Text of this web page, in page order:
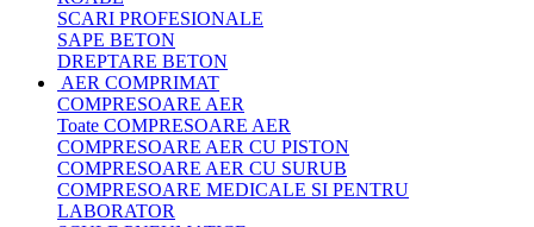
SCARI PROFESIONALE
SAPE BETON
DREPTARE BETON
AER COMPRIMAT
COMPRESOARE AER
Toate COMPRESOARE AER
COMPRESOARE AER CU PISTON
COMPRESOARE AER CU SURUB
COMPRESOARE MEDICALE SI PENTRU
LABORATOR